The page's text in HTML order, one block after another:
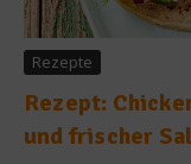
Rezepte
Rezept:
und frischer